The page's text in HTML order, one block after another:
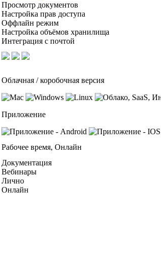
Просмотр документов
Настройка прав доступа
Оффлайн режим
Настройка объёмов хранилища
Интеграция с почтой
Облачная / коробочная версия
Приложение
Рабочее время, Онлайн
Документация
Вебинары
Лично
Онлайн